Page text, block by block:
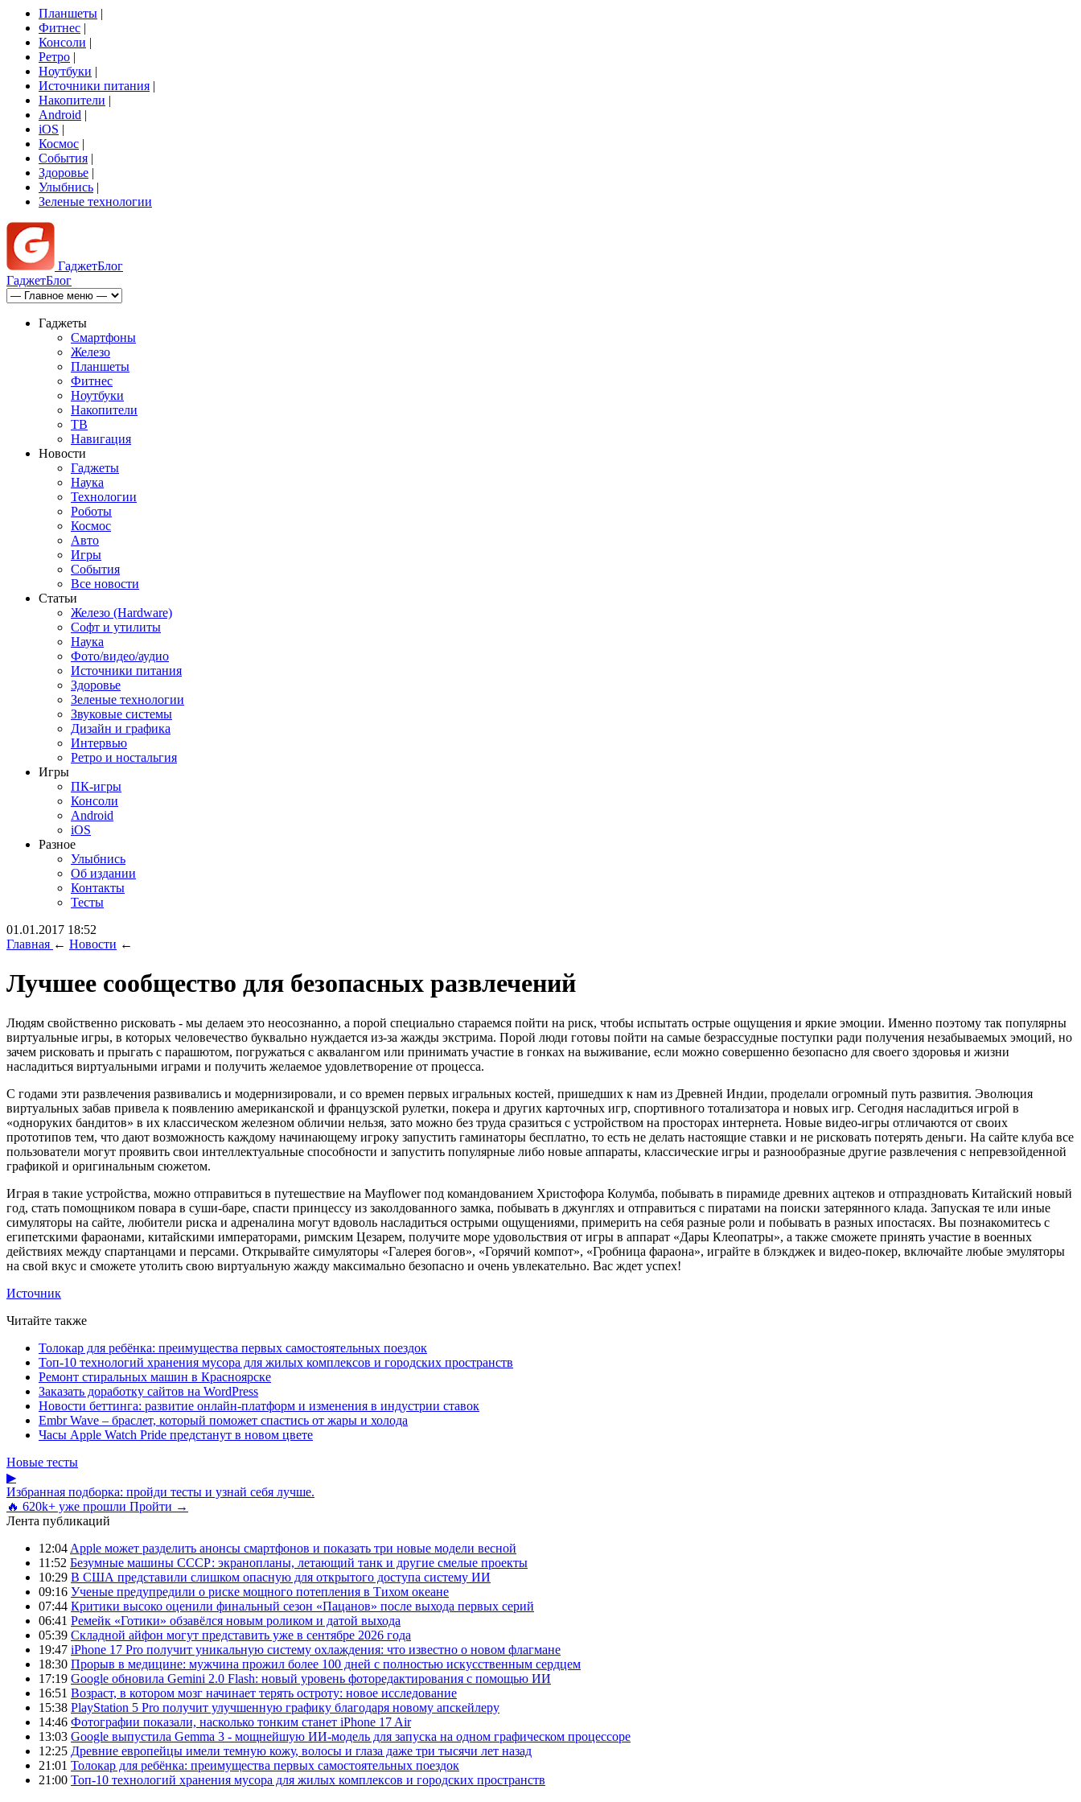
Планшеты |
Фитнес |
Консоли |
Ретро |
Ноутбуки |
Источники питания |
Накопители |
Android |
iOS |
Космос |
События |
Здоровье |
Улыбнись |
Зеленые технологии
ГаджетБлог
ГаджетБлог
Гаджеты
Смартфоны
Железо
Планшеты
Фитнес
Ноутбуки
Накопители
ТВ
Навигация
Новости
Гаджеты
Наука
Технологии
Роботы
Космос
Авто
Игры
События
Все новости
Статьи
Железо (Hardware)
Софт и утилиты
Наука
Фото/видео/аудио
Источники питания
Здоровье
Зеленые технологии
Звуковые системы
Дизайн и графика
Интервью
Ретро и ностальгия
Игры
ПК-игры
Консоли
Android
iOS
Разное
Улыбнись
Об издании
Контакты
Тесты
01.01.2017 18:52
Главная ← Новости ←
Лучшее сообщество для безопасных развлечений
Людям свойственно рисковать - мы делаем это неосознанно, а порой специально стараемся пойти на риск, чтобы испытать острые ощущения и яркие эмоции. Именно поэтому так популярны
виртуальные игры, в которых человечество буквально нуждается из-за жажды экстрима. Порой люди готовы пойти на самые безрассудные поступки ради получения незабываемых эмоций, но
зачем рисковать и прыгать с парашютом, погружаться с аквалангом или принимать участие в гонках на выживание, если можно совершенно безопасно для своего здоровья и жизни
насладиться виртуальными играми и получить желаемое удовлетворение от процесса.
С годами эти развлечения развивались и модернизировали, и со времен первых игральных костей, пришедших к нам из Древней Индии, проделали огромный путь развития. Эволюция
виртуальных забав привела к появлению американской и французской рулетки, покера и других карточных игр, спортивного тотализатора и новых игр. Сегодня насладиться игрой в
«одноруких бандитов» в их классическом железном обличии нельзя, зато можно без труда сразиться с устройством на просторах интернета. Новые видео-игры отличаются от своих
прототипов тем, что дают возможность каждому начинающему игроку запустить гаминаторы бесплатно, то есть не делать настоящие ставки и не рисковать потерять деньги. На сайте клуба все
пользователи могут проявить свои интеллектуальные способности и запустить популярные либо новые аппараты, классические игры и разнообразные другие развлечения с непревзойденной
графикой и оригинальным сюжетом.
Играя в такие устройства, можно отправиться в путешествие на Мayflower под командованием Христофора Колумба, побывать в пирамиде древних ацтеков и отпраздновать Китайский новый
год, стать помощником повара в суши-баре, спасти принцессу из заколдованного замка, побывать в джунглях и отправиться с пиратами на поиски затерянного клада. Запуская те или иные
симуляторы на сайте, любители риска и адреналина могут вдоволь насладиться острыми ощущениями, примерить на себя разные роли и побывать в разных ипостасях. Вы познакомитесь с
египетскими фараонами, китайскими императорами, римским Цезарем, получите море удовольствия от игры в аппарат «Дары Клеопатры», а также сможете принять участие в военных
действиях между спартанцами и персами. Открывайте симуляторы «Галерея богов», «Горячий компот», «Гробница фараона», играйте в блэкджек и видео-покер, включайте любые эмуляторы
на свой вкус и сможете утолить свою виртуальную жажду максимально безопасно и очень увлекательно. Вас ждет успех!
Источник
Читайте также
Толокар для ребёнка: преимущества первых самостоятельных поездок
Топ-10 технологий хранения мусора для жилых комплексов и городских пространств
Ремонт стиральных машин в Красноярске
Заказать доработку сайтов на WordPress
Новости беттинга: развитие онлайн-платформ и изменения в индустрии ставок
Embr Wave – браслет, который поможет спастись от жары и холода
Часы Apple Watch Pride предстанут в новом цвете
Новые тесты
▶
Избранная подборка: пройди тесты и узнай себя лучше.
🔥 620k+ уже прошли Пройти →
Лента публикаций
12:04 Apple может разделить анонсы смартфонов и показать три новые модели весной
11:52 Безумные машины СССР: экранопланы, летающий танк и другие смелые проекты
10:29 В США представили слишком опасную для открытого доступа систему ИИ
09:16 Ученые предупредили о риске мощного потепления в Тихом океане
07:44 Критики высоко оценили финальный сезон «Пацанов» после выхода первых серий
06:41 Ремейк «Готики» обзавёлся новым роликом и датой выхода
05:39 Складной айфон могут представить уже в сентябре 2026 года
19:47 iPhone 17 Pro получит уникальную систему охлаждения: что известно о новом флагмане
18:30 Прорыв в медицине: мужчина прожил более 100 дней с полностью искусственным сердцем
17:19 Google обновила Gemini 2.0 Flash: новый уровень фоторедактирования с помощью ИИ
16:51 Возраст, в котором мозг начинает терять остроту: новое исследование
15:38 PlayStation 5 Pro получит улучшенную графику благодаря новому апскейлеру
14:46 Фотографии показали, насколько тонким станет iPhone 17 Air
13:03 Google выпустила Gemma 3 - мощнейшую ИИ-модель для запуска на одном графическом процессоре
12:25 Древние европейцы имели темную кожу, волосы и глаза даже три тысячи лет назад
21:01 Толокар для ребёнка: преимущества первых самостоятельных поездок
21:00 Топ-10 технологий хранения мусора для жилых комплексов и городских пространств